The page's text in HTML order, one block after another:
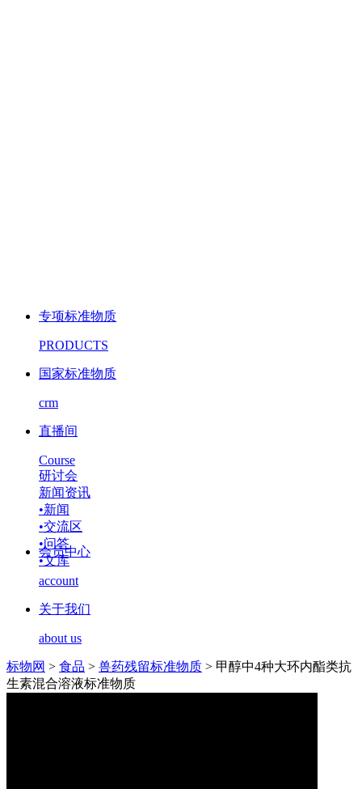
专项标准物质
PRODUCTS
国家标准物质
crm
直播间
Course
研讨会
新闻资讯
•新闻
•交流区
•问答
•文库
会员中心
account
关于我们
about us
标物网 > 食品 > 兽药残留标准物质 > 甲醇中4种大环内酯类抗
生素混合溶液标准物质